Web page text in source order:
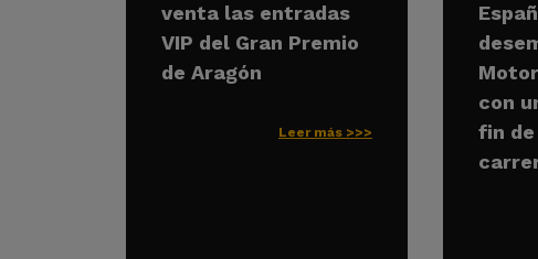
venta las entradas
VIP del Gran Premio
de Aragón
Leer más >>>
con
fin de